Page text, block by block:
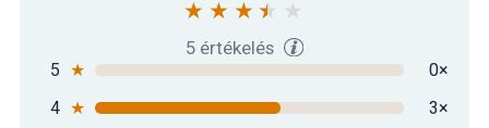
5 értékelés
5 ★
0×
4 ★
3×